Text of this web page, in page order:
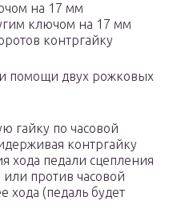
на 17 мм
ключом на 17 мм
контргайку
помощи двух рожковых
гайку по часовой
контргайку
хода педали сцепления
или против часовой
хода (педаль будет